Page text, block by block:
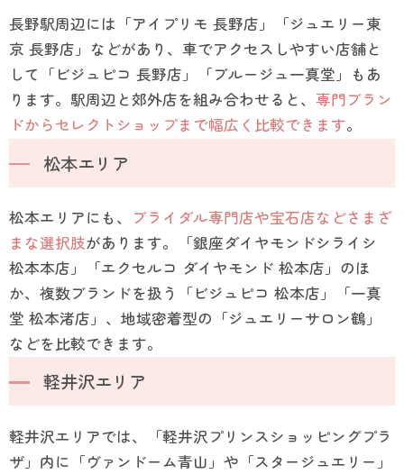
長野駅周辺には「アイプリモ 長野店」「ジュエリー東
京 長野店」などがあり、車でアクセスしやすい店舗と
して「ビジュピコ 長野店」「ブルージュ一真堂」もあ
ります。駅周辺と郊外店を組み合わせると、 専門ブラン
ドからセレクトショップまで幅広く比較できます。
松本エリア
松本エリアにも、
ブライダル専門店や宝石店などさまざ
まな選択肢があります。「銀座ダイヤモンドシライシ
松本本店」「エクセルコ ダイヤモンド 松本店」のほ
か、複数ブランドを扱う「ビジュピコ 松本店」「一真
堂 松本渚店」、地域密着型の「ジュエリーサロン鶴」
などを比較できます。
軽井沢エリア
軽井沢エリアでは、「軽井沢プリンスショッピングプラ
ザ」内に「ヴァンドーム青山」や「スタージュエリー」